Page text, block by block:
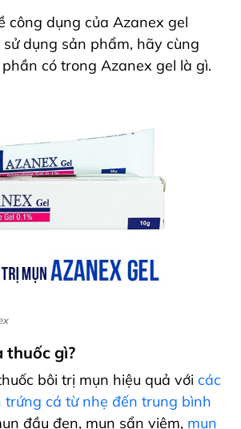
công dụng của Azanex gel
dụng sản phẩm, hãy cùng
có trong Azanex gel là gì.
thuốc gì?
bôi trị mụn hiệu quả với các
cá từ nhẹ đến trung bình
đầu đen, mụn sẩn viêm, mụn